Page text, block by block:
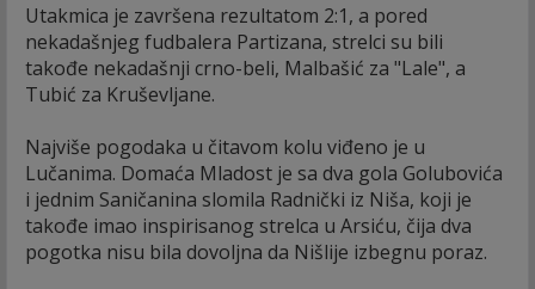
Utakmica je završena rezultatom 2:1, a pored
nekadašnjeg fudbalera Partizana, strelci su bili
takođe nekadašnji crno-beli, Malbašić za "Lale", a
Tubić za Kruševljane.
Najviše pogodaka u čitavom kolu viđeno je u
Lučanima. Domaća Mladost je sa dva gola Golubovića
i jednim Saničanina slomila Radnički iz Niša, koji je
takođe imao inspirisanog strelca u Arsiću, čija dva
pogotka nisu bila dovoljna da Nišlije izbegnu poraz.